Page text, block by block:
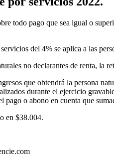
todo pago que sea igual o
del 4% se aplica a las
no declarantes de renta, la
que obtendrá la persona
durante el ejercicio
pago o abono en cuenta que
en $38.004.